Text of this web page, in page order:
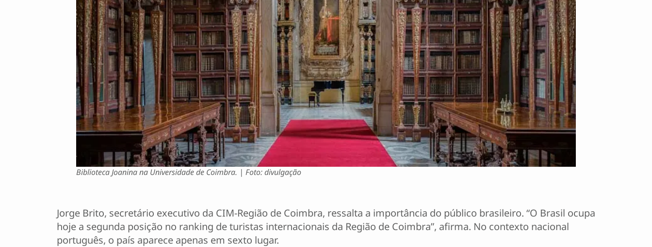
Biblioteca Joanina na Universidade de Coimbra. | Foto: divulgação
Jorge Brito, secretário executivo da CIM-Região de Coimbra, ressalta a importância do público brasileiro. “O Brasil ocupa
hoje a segunda posição no ranking de turistas internacionais da Região de Coimbra”, afirma. No contexto nacional
português, o país aparece apenas em sexto lugar.